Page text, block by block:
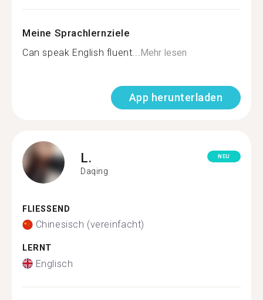
Meine Sprachlernziele
Can speak English fluent... Mehr lesen
App herunterladen
L.
Daqing
NEU
FLIESSEND
Chinesisch (vereinfacht)
LERNT
Englisch